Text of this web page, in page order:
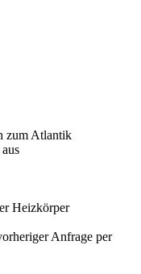
zum Atlantik
Heizkörper
Anfrage per